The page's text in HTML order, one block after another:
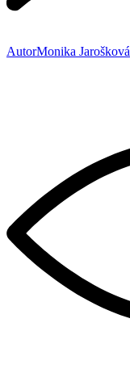
AutorMonika Jarošková